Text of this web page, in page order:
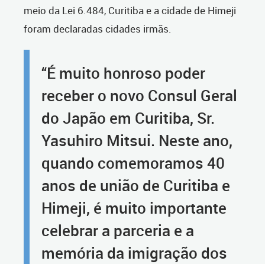
meio da Lei 6.484, Curitiba e a cidade de Himeji
foram declaradas cidades irmãs.
“É muito honroso poder
receber o novo Consul Geral
do Japão em Curitiba, Sr.
Yasuhiro Mitsui. Neste ano,
quando comemoramos 40
anos de união de Curitiba e
Himeji, é muito importante
celebrar a parceria e a
memória da imigração dos